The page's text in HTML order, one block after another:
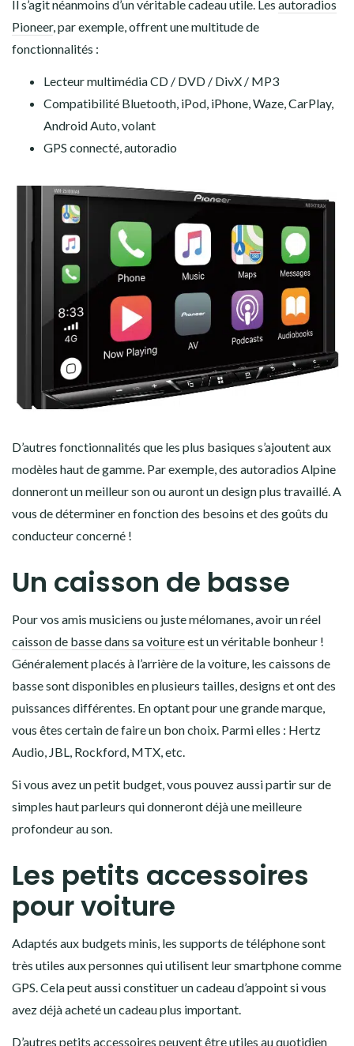
Il s’agit néanmoins d’un véritable cadeau utile. Les autoradios
Pioneer, par exemple, offrent une multitude de
fonctionnalités :
Lecteur multimédia CD / DVD / DivX / MP3
Compatibilité Bluetooth, iPod, iPhone, Waze, CarPlay,
Android Auto, volant
GPS connecté, autoradio
D’autres fonctionnalités que les plus basiques s’ajoutent aux
modèles haut de gamme. Par exemple, des autoradios Alpine
donneront un meilleur son ou auront un design plus travaillé. A
vous de déterminer en fonction des besoins et des goûts du
conducteur concerné !
Un caisson de basse
Pour vos amis musiciens ou juste mélomanes, avoir un réel
caisson de basse dans sa voitureest un véritable bonheur !
Généralement placés à l’arrière de la voiture, les caissons de
basse sont disponibles en plusieurs tailles, designs et ont des
puissances différentes. En optant pour une grande marque,
vous êtes certain de faire un bon choix. Parmi elles : Hertz
Audio, JBL, Rockford, MTX, etc.
Si vous avez un petit budget, vous pouvez aussi partir sur de
simples haut parleurs qui donneront déjà une meilleure
profondeur au son.
Les petits accessoires
pour voiture
Adaptés aux budgets minis, les supports de téléphone sont
très utiles aux personnes qui utilisent leur smartphone comme
GPS. Cela peut aussi constituer un cadeau d’appoint si vous
avez déjà acheté un cadeau plus important.
D’autres petits accessoires peuvent être utiles au quotidien